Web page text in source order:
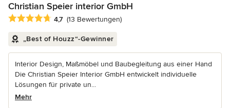
Christian Speier interior GmbH
Durchschnittliche Bewertung: 4.7 von 5 Sternen
4,7 (13 Bewertungen)
„Best of Houzz“-Gewinner
Interior Design, Maßmöbel und Baubegleitung aus einer Hand
Die Christian Speier Interior GmbH entwickelt individuelle
Lösungen für private un...
Mehr